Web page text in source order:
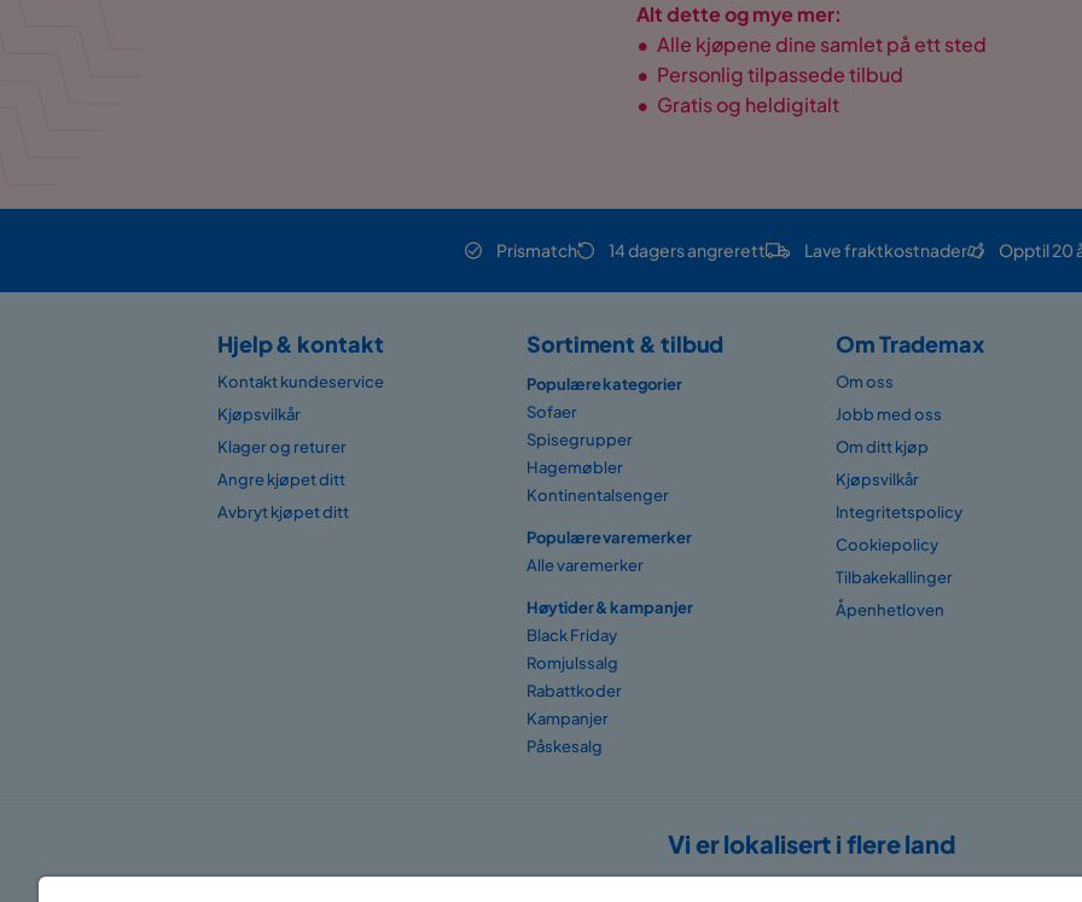
Alt dette og mye mer:
• Alle kjøpene dine samlet på ett sted
• Personlig tilpassede tilbud
• Gratis og heldigitalt
Prismatch 14 dagers angrerett Lave fraktkostnader Opptil 20
Hjelp & kontakt
Kontakt kundeservice
Kjøpsvilkår
Klager og returer
Angre kjøpet ditt
Avbryt kjøpet ditt
Sortiment & tilbud
Populære kategorier
Sofaer
Spisegrupper
Hagemøbler
Kontinentalsenger
Populære varemerker
Alle varemerker
Høytider & kampanjer
Black Friday
Romjulssalg
Rabattkoder
Kampanjer
Påskesalg
Om Trademax
Om oss
Jobb med oss
Om ditt kjøp
Kjøpsvilkår
Integritetspolicy
Cookiepolicy
Tilbakekallinger
Åpenhetloven
Vi er lokalisert i flere land